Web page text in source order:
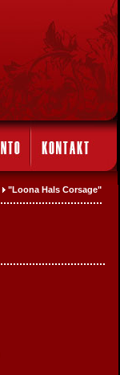
"Loona Hals Corsage"